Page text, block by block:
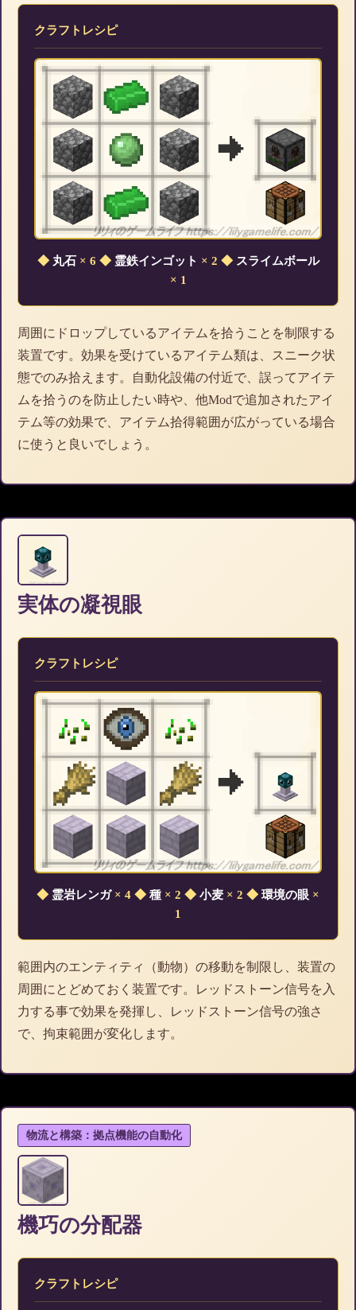
クラフトレシピ
◆丸石 × 6 ◆霊鉄インゴット × 2 ◆スライムボール
× 1
周囲にドロップしているアイテムを拾うことを制限する
装置です。効果を受けているアイテム類は、スニーク状
態でのみ拾えます。自動化設備の付近で、誤ってアイテ
ムを拾うのを防止したい時や、他Modで追加されたアイ
テム等の効果で、アイテム拾得範囲が広がっている場合
に使うと良いでしょう。
実体の凝視眼
クラフトレシピ
◆ 霊岩レンガ × 4 ◆ 種 × 2 ◆ 小麦 × 2 ◆ 環境の眼 ×
1
範囲内のエンティティ（動物）の移動を制限し、装置の
周囲にとどめておく装置です。レッドストーン信号を入
力する事で効果を発揮し、レッドストーン信号の強さ
で、拘束範囲が変化します。
物流と構築：拠点機能の自動化
機巧の分配器
クラフトレシピ